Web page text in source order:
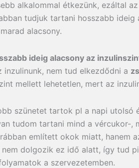
alkalommal étkezünk, ezáltal
tudjuk tartani hosszabb
alacsony.
ideig alacsony az
inzulinunk, nem tud elkezdődni a
mellett lehetetlen, mert az
szünetet tartok pl a napi utolsó
tudom tartani mind a vércukor-,
említett okok miatt, hanem
nem dolgozik ez idő alatt, így tud
a szervezetemben.